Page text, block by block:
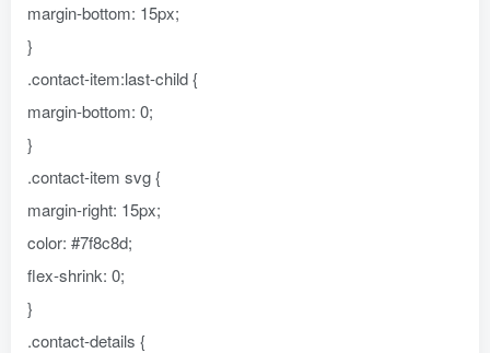
margin-bottom: 15px;
}
.contact-item:last-child {
margin-bottom: 0;
}
.contact-item svg {
margin-right: 15px;
color: #7f8c8d;
flex-shrink: 0;
}
.contact-details {